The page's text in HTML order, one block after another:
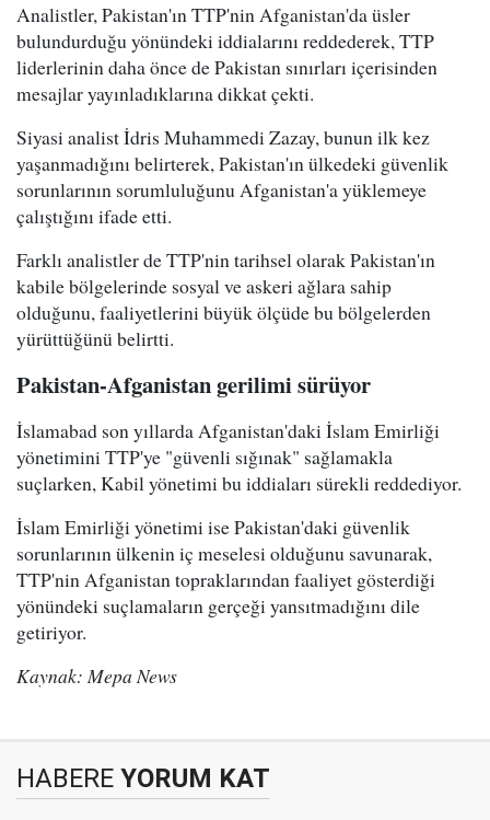
Analistler, Pakistan'ın TTP'nin Afganistan'da üsler
bulundurduğu yönündeki iddialarını reddederek, TTP
liderlerinin daha önce de Pakistan sınırları içerisinden
mesajlar yayınladıklarına dikkat çekti.
Siyasi analist İdris Muhammedi Zazay, bunun ilk kez
yaşanmadığını belirterek, Pakistan'ın ülkedeki güvenlik
sorunlarının sorumluluğunu Afganistan'a yüklemeye
çalıştığını ifade etti.
Farklı analistler de TTP'nin tarihsel olarak Pakistan'ın
kabile bölgelerinde sosyal ve askeri ağlara sahip
olduğunu, faaliyetlerini büyük ölçüde bu bölgelerden
yürüttüğünü belirtti.
Pakistan-Afganistan gerilimi sürüyor
İslamabad son yıllarda Afganistan'daki İslam Emirliği
yönetimini TTP'ye "güvenli sığınak" sağlamakla
suçlarken, Kabil yönetimi bu iddiaları sürekli reddediyor.
İslam Emirliği yönetimi ise Pakistan'daki güvenlik
sorunlarının ülkenin iç meselesi olduğunu savunarak,
TTP'nin Afganistan topraklarından faaliyet gösterdiği
yönündeki suçlamaların gerçeği yansıtmadığını dile
getiriyor.
Kaynak: Mepa News
HABERE YORUM KAT